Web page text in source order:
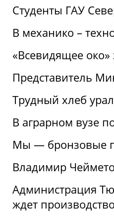
Студенты ГАУ
В механико –
«Всевидящее око»
Представитель
Трудный хлеб
В аграрном вузе
Мы — бронзовые
Владимир
Администрация
ждет